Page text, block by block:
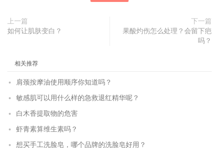
上一篇
如何让肌肤变白？
下一篇
果酸灼伤怎么处理？会留下疤
吗？
相关推荐
肩颈按摩油使用顺序你知道吗？
敏感肌可以用什么样的急救退红精华呢？
白木香提取物的危害
虾青素算维生素吗？
想买手工洗脸皂，哪个品牌的洗脸皂好用？